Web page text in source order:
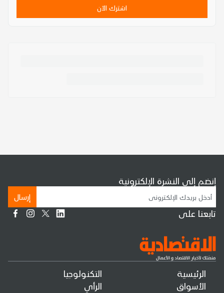
اشترك الآن
الرئيسية
الأسواق
التكنولوجيا
الرأي
إنضم إلى النشرة الإلكترونية
إرسال
تابعنا على